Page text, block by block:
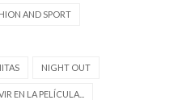
AND SPORT
NIGHT OUT
EN LA PELÍCULA...